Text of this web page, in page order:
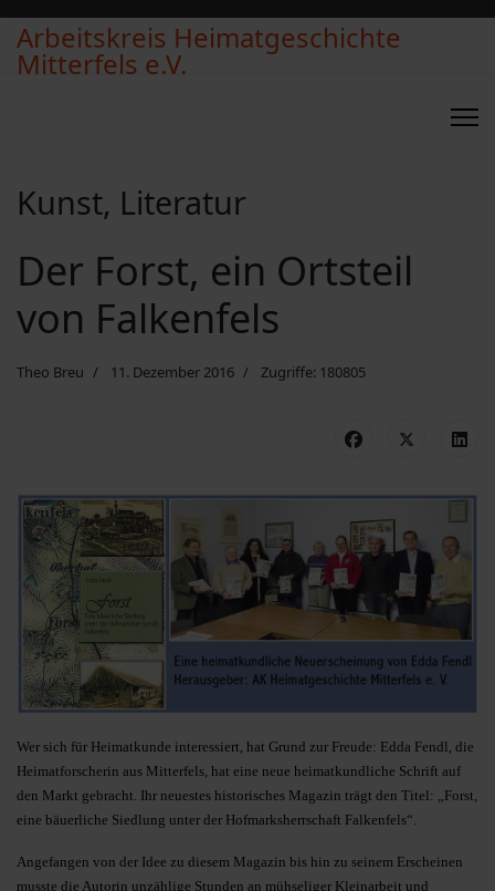
Arbeitskreis Heimatgeschichte
Mitterfels e.V.
Kunst, Literatur
Der Forst, ein Ortsteil
von Falkenfels
Theo Breu 11. Dezember 2016 Zugriffe: 180805
Wer sich für Heimatkunde interessiert, hat Grund zur Freude: Edda Fendl, die
Heimatforscherin aus Mitterfels, hat eine neue heimatkundliche Schrift auf
den Markt gebracht. Ihr neuestes historisches Magazin trägt den Titel: „Forst,
eine bäuerliche Siedlung unter der Hofmarksherrschaft Falkenfels“.
Angefangen von der Idee zu diesem Magazin bis hin zu seinem Erscheinen
musste die Autorin unzählige Stunden an mühseliger Kleinarbeit und